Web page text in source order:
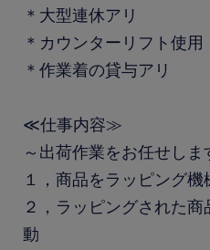
＊大型連休アリ
＊カウンターリフト使用
＊作業着の貸与アリ
≪仕事内容≫
～出荷作業をお任せしま
１，商品をラッピング機
２，ラッピングされた
動